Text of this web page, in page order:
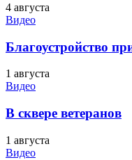
4 августа
Видео
Благоустройство
1 августа
Видео
В сквере ветеранов
1 августа
Видео